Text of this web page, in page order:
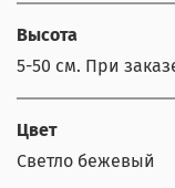
Высота
5-50 см. При
Цвет
Светло бежевый